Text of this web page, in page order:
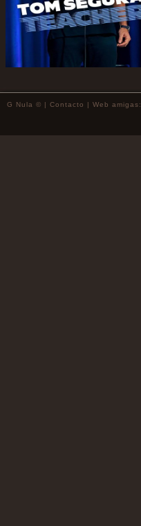
G Nula © | Contacto | Web amigas: